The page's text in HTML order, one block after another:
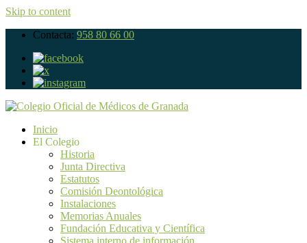
Skip to content
Contacta: 958 80 66 00
Inicio
El Colegio
Historia
Junta Directiva
Estatutos
Comisión Deontológica
Instalaciones
Memorias Anuales
Fundación Educativa y Científica
Sistema interno de información